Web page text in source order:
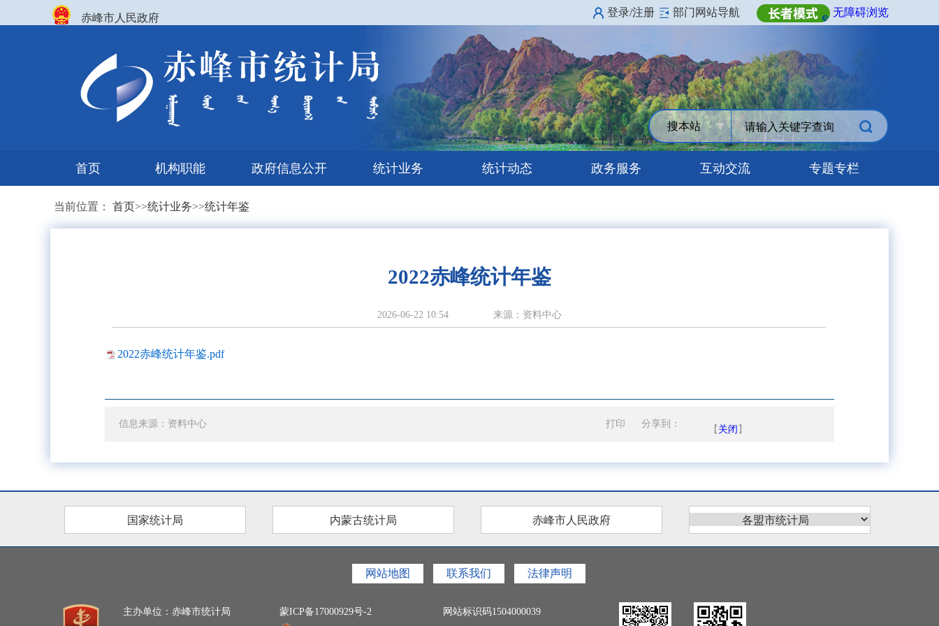
赤峰市人民政府 登录/注册 部门网站导航 无障碍浏览
搜本站
首页 机构职能 政府信息公开 统计业务 统计动态 政务服务 互动交流 专题专栏
当前位置： 首页>>统计业务>>统计年鉴
2022赤峰统计年鉴
2026-06-22 10:54 来源：资料中心
2022赤峰统计年鉴.pdf
信息来源：资料中心 打印 分享到：
【 关闭 】
国家统计局 内蒙古统计局 赤峰市人民政府
网站地图 联系我们 法律声明
主办单位：赤峰市统计局 蒙ICP备17000929号-2 网站标识码1504000039